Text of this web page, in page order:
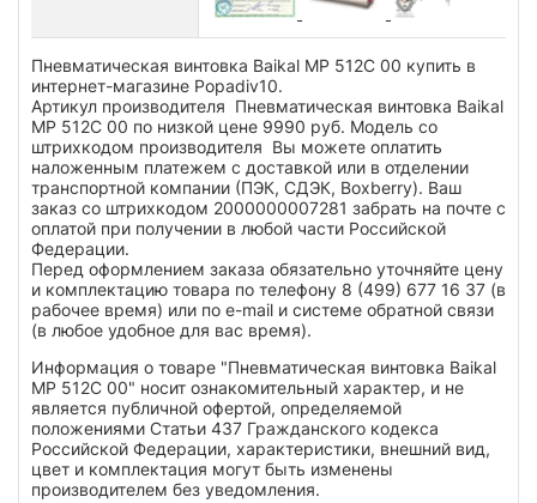
Пневматическая винтовка Baikal МР 512С 00 купить в
интернет-магазине Popadiv10.
Артикул производителя Пневматическая винтовка Baikal
МР 512С 00 по низкой цене 9990 руб. Модель со
штрихкодом производителя Вы можете оплатить
наложенным платежем с доставкой или в отделении
транспортной компании (ПЭК, СДЭК, Boxberry). Ваш
заказ со штрихкодом 2000000007281 забрать на почте с
оплатой при получении в любой части Российской
Федерации.
Перед оформлением заказа обязательно уточняйте цену
и комплектацию товара по телефону 8 (499) 677 16 37 (в
рабочее время) или по e-mail и системе обратной связи
(в любое удобное для вас время).
Информация о товаре "Пневматическая винтовка Baikal
МР 512С 00" носит ознакомительный характер, и не
является публичной офертой, определяемой
положениями Статьи 437 Гражданского кодекса
Российской Федерации, характеристики, внешний вид,
цвет и комплектация могут быть изменены
производителем без уведомления.